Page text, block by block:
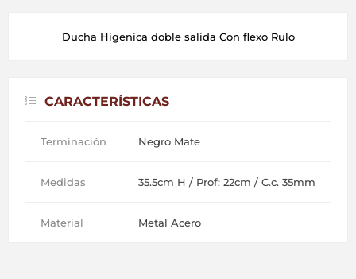
Ducha Higenica doble salida Con flexo Rulo
CARACTERÍSTICAS
Terminación Negro Mate
Medidas 35.5cm H / Prof: 22cm / C.c. 35mm
Material Metal Acero